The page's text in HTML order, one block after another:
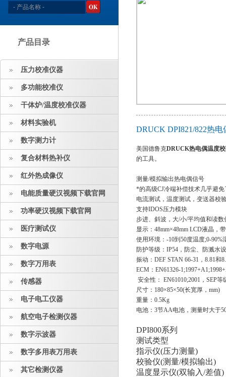
产品目录
压力校准仪器
多功能校准仪
干体炉/温度校准仪器
材料实验机
数字测力计
复合材料热补仪
红外热成像仪
电能质量硬汉视频下载官网
功率硬汉视频下载官网
医疗测试仪
数字电源
数字万用表
传感器
电子电工仪器
航空电子检测仪器
数字示波器
数字多用表万用表
其它检测仪器
DRUCK DPI821/822热
美国德鲁克DRUCK热电偶温度
的工具。
测量/模拟输出热电偶信号
*的高级CJ冷端补偿技术几乎避
电流测试，温度测试，变送器校
支持IDOS压力模块
步进、斜波，大/小/平均值和读
显示：48mm×48mm LCD液晶，
使用环境：-10到50度温度;0-90%
防护等级：IP54，防尘、防溅水
振动：DEF STAN 66-31，8.81和
ECM：EN61326-
安全性： EN61010;2001，SEP等
尺寸：180×85×50(长宽厚，mm)
重量：0.5Kg
电池：3节AA电池，测量时大于
DPI800系列
测试类型
指示仪(压力测量)
校验仪(测量/模拟输出)
温度显示仪(双输入/差值)